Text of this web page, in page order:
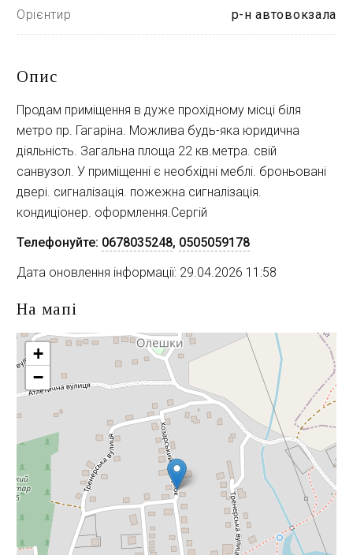
Орієнтир р-н автовокзала
Опис
Продам приміщення в дуже прохідному місці біля
метро пр. Гагаріна. Можлива будь-яка юридична
діяльність. Загальна площа 22 кв.метра. свій
санвузол. У приміщенні є необхідні меблі. броньовані
двері. сигналізація. пожежна сигналізація.
кондиціонер. оформлення.Сергій
Телефонуйте: 0678035248, 0505059178
Дата оновлення інформації: 29.04.2026 11:58
На мапі
+
−